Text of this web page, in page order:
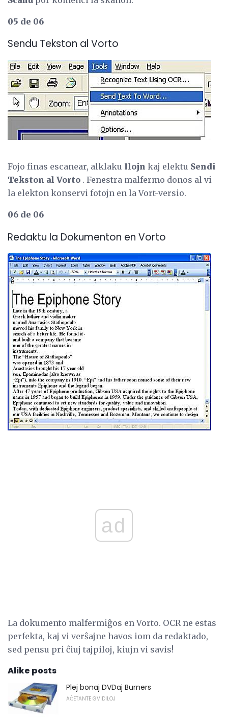
05 de 06
Sendu Tekston al Vorto
Fojo finas escanear, alklaku Ilojn kaj elektu Sendi
Tekston al Vorto . Fenestra malfermo donos al vi
la elekton konservi fotojn en la Vort-versio.
06 de 06
Redaktu la Dokumenton en Vorto
ad
La dokumento malfermiĝos en Vorto. OCR ne estas
perfekta, kaj vi verŝajne havos iom da redaktado,
sed pensu pri ĉiuj tajpiloj, kiujn vi savis!
Alike posts
Plej bonaj DVDaj Burners
AĈETANTE GVIDILOJ